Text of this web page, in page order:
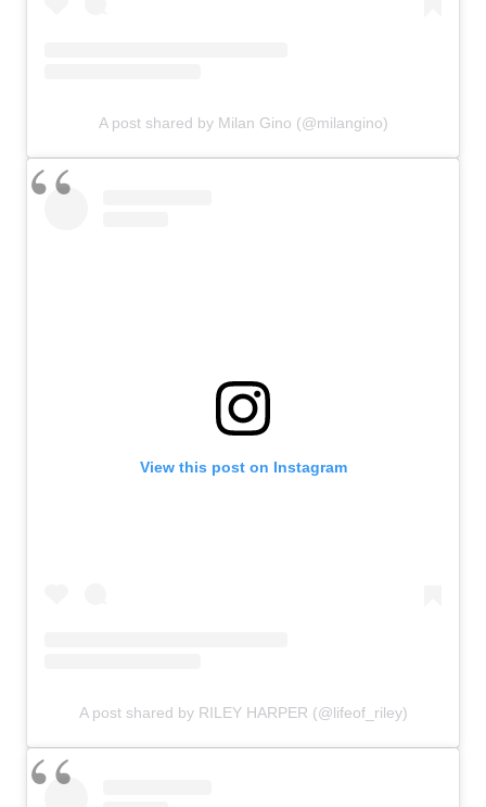
A post shared by Milan Gino (@milangino)
View this post on Instagram
A post shared by RILEY HARPER (@lifeof_riley)